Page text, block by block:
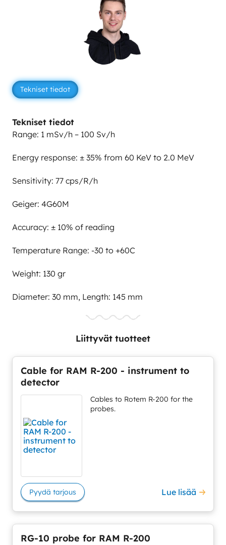
Tekniset tiedot
Tekniset tiedot
Range: 1 mSv/h – 100 Sv/h
Energy response: ± 35% from 60 KeV to 2.0 MeV
Sensitivity: 77 cps/R/h
Geiger: 4G60M
Accuracy: ± 10% of reading
Temperature Range: -30 to +60C
Weight: 130 gr
Diameter: 30 mm, Length: 145 mm
Liittyvät tuotteet
Cable for RAM R-200 - instrument to
detector
Cables to Rotem R-200 for the
probes.
Pyydä tarjous Lue lisää
RG-10 probe for RAM R-200